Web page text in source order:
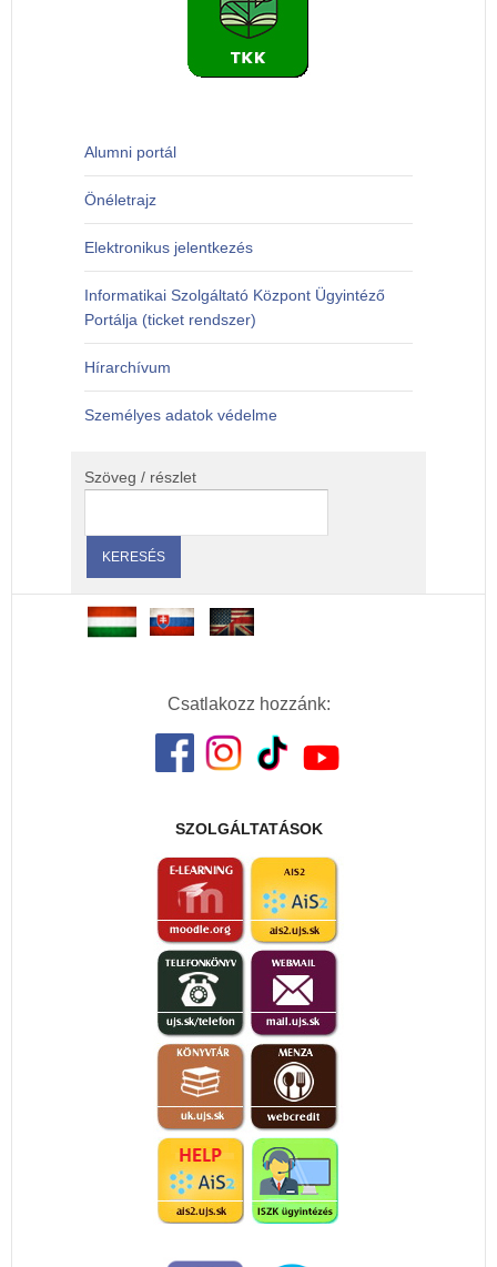
Alumni portál
Önéletrajz
Elektronikus jelentkezés
Informatikai Szolgáltató Központ Ügyintéző
Portálja (ticket rendszer)
Hírarchívum
Személyes adatok védelme
Szöveg / részlet
Csatlakozz hozzánk:
SZOLGÁLTATÁSOK